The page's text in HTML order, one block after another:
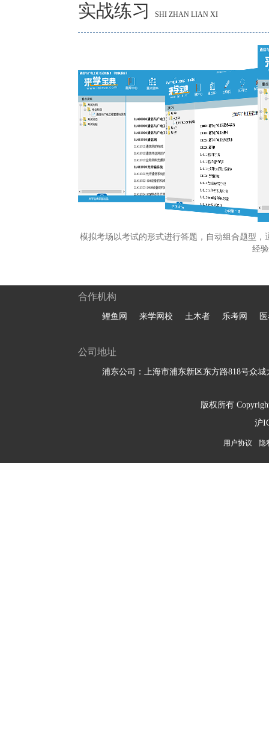
实战练习 SHI ZHAN LIAN XI
模拟考场以考试的形式进行答题，自动组合题型
经
合作机构
鲤鱼网 来学网校 土木者 乐考网
公司地址
浦东公司：上海市浦东新区东方路818号众城
版权所有
沪
用户协议 隐